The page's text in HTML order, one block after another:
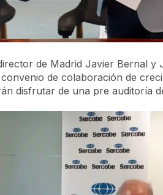
de Madrid Javier Bernal y
de colaboración de
disfrutar de una pre auditoría